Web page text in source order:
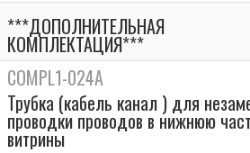
***ДОПОЛНИТЕЛЬНАЯ
КОМПЛЕКТАЦИЯ***
COMPL1-024A
Трубка (кабель канал ) для
проводки проводов в нижнюю
витрины